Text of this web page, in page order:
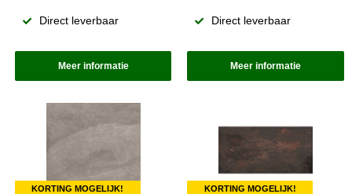
Direct leverbaar
Meer informatie
Direct leverbaar
Meer informatie
KORTING MOGELIJK! KORTING MOGELIJK!